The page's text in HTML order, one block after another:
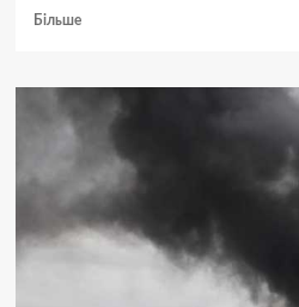
БільшеДокладніше
Дніпром
свого
батька